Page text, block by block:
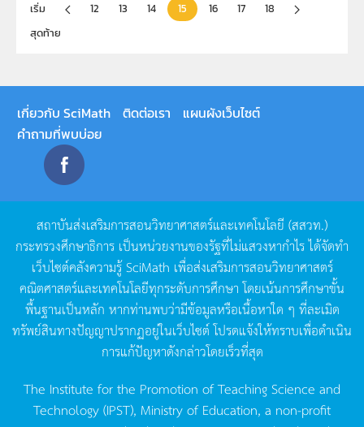
เริ่ม 12 13 14 15 16 17
18
สุดท้าย
เกี่ยวกับ SciMath ติดต่อเรา
แผนผังเว็บไซต์
คำถามที่พบบ่อย
สถาบันส่งเสริมการสอนวิทยาศาสตร์และเทคโนโลยี (สสวท.)
กระทรวงศึกษาธิการ เป็นหน่วยงานของรัฐที่ไม่แสวงหากำไรได้จัดทำ
เว็บไซต์คลังความรู้SciMath เพื่อส่งเสริมการสอนวิทยาศาสตร์
คณิตศาสตร์และเทคโนโลยีทุกระดับการศึกษา โดยเน้นการศึกษาขั้น
พื้นฐานเป็นหลัก หากท่านพบว่ามีข้อมูลหรือเนื้อหาใด ๆ ที่ละเมิด
ทรัพย์สินทางปัญญาปรากฏอยู่ในเว็บไซต์โปรดแจ้งให้ทราบเพื่อดำเนิน
การแก้ปัญหาดังกล่าวโดยเร็วที่สุด
The Institute for the Promotion of Teaching Science and
Technology (IPST), Ministry of Education, a non-profit